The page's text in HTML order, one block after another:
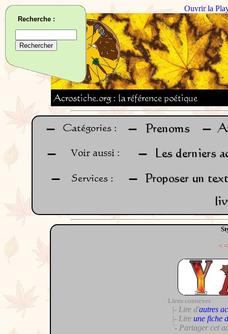
Ouvrir la
Liens connexes :
|- Lire d'autres
|- Lire une fiche
`- Partager cet
Recherche :